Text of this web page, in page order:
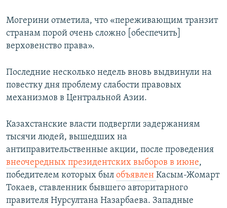
Могерини отметила, что «переживающим транзит
странам порой очень сложно [обеспечить]
верховенство права».
Последние несколько недель вновь выдвинули на
повестку дня проблему слабости правовых
механизмов в Центральной Азии.
Казахстанские власти подвергли задержаниям
тысячи людей, вышедших на
антиправительственные акции, после проведения
внеочередных президентских выборов в июне,
победителем которых был объявлен Касым-Жомарт
Токаев, ставленник бывшего авторитарного
правителя Нурсултана Назарбаева. Западные